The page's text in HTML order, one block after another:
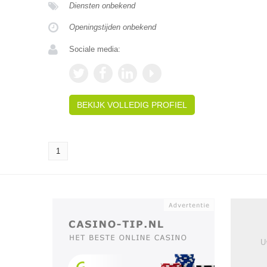
Diensten onbekend
Openingstijden onbekend
Sociale media:
BEKIJK VOLLEDIG PROFIEL
1